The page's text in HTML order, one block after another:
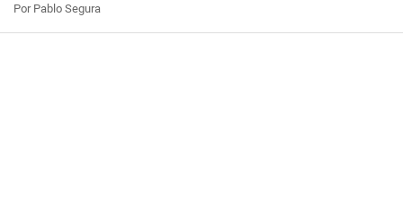
Por Pablo Segura